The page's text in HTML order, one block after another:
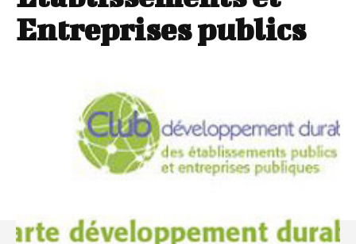
Entreprises publics